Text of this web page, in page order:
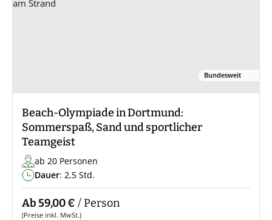
Bundesweit
Beach-Olympiade in Dortmund:
Sommerspaß, Sand und sportlicher
Teamgeist
ab 20 Personen
Dauer: 2,5 Std.
Ab 59,00 € / Person
(Preise inkl. MwSt.)